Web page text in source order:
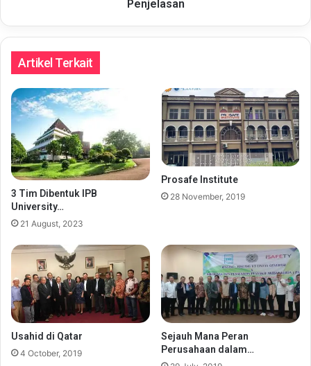
Penjelasan
Artikel Terkait
3 Tim Dibentuk IPB
University…
21 August, 2023
Prosafe Institute
28 November, 2019
Usahid di Qatar
4 October, 2019
Sejauh Mana Peran
Perusahaan dalam…